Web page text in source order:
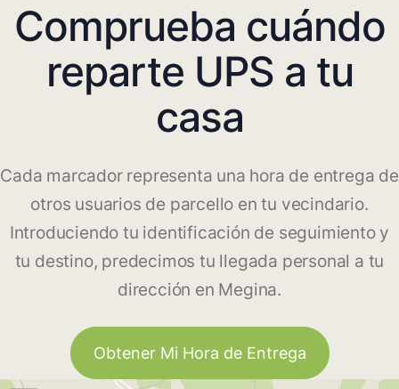
Comprueba cuándo
reparte UPS a tu
casa
Cada marcador representa una hora de entrega de
otros usuarios de parcello en tu vecindario.
Introduciendo tu identificación de seguimiento y
tu destino, predecimos tu llegada personal a tu
dirección en Megina.
Obtener Mi Hora de Entrega